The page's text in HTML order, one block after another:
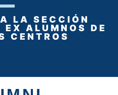
LA SECCIÓN
ALUMNOS DE
CENTROS